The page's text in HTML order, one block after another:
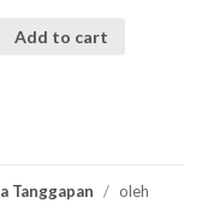
Add to cart
Tanggapan / oleh